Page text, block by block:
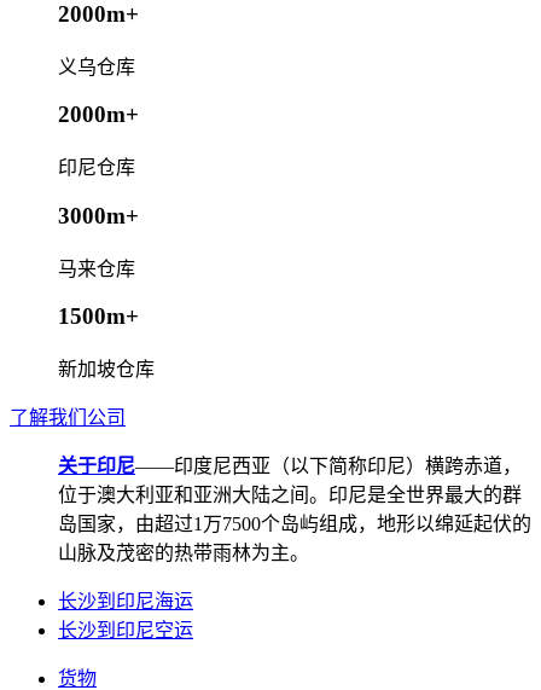
2000m+
义乌仓库
2000m+
印尼仓库
3000m+
马来仓库
1500m+
新加坡仓库
了解我们公司
关于印尼——印度尼西亚（以下简称印尼）横跨赤道，
位于澳大利亚和亚洲大陆之间。印尼是全世界最大的群
岛国家，由超过1万7500个岛屿组成，地形以绵延起伏的
山脉及茂密的热带雨林为主。
长沙到印尼海运
长沙到印尼空运
货物